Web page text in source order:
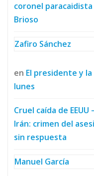
coronel
Brioso
Zafiro Sánchez
en El presidente y
lunes
Cruel caída de
Irán: crimen del
sin respuesta
Manuel García